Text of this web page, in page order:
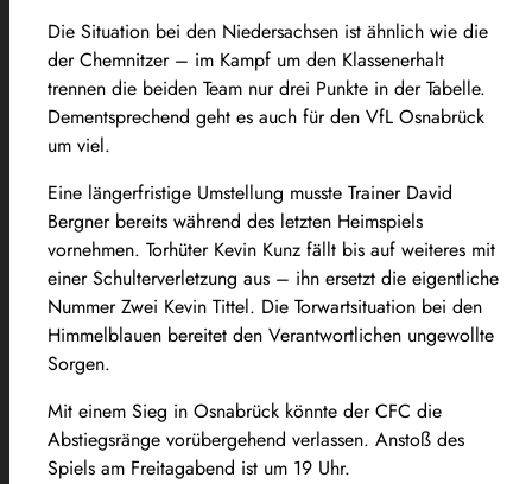
Die Situation bei den Niedersachsen ist ähnlich wie die
der Chemnitzer – im Kampf um den Klassenerhalt
trennen die beiden Team nur drei Punkte in der Tabelle.
Dementsprechend geht es auch für den VfL Osnabrück
um viel.
Eine längerfristige Umstellung musste Trainer David
Bergner bereits während des letzten Heimspiels
vornehmen. Torhüter Kevin Kunz fällt bis auf weiteres mit
einer Schulterverletzung aus – ihn ersetzt die eigentliche
Nummer Zwei Kevin Tittel. Die Torwartsituation bei den
Himmelblauen bereitet den Verantwortlichen ungewollte
Sorgen.
Mit einem Sieg in Osnabrück könnte der CFC die
Abstiegsränge vorübergehend verlassen. Anstoß des
Spiels am Freitagabend ist um 19 Uhr.